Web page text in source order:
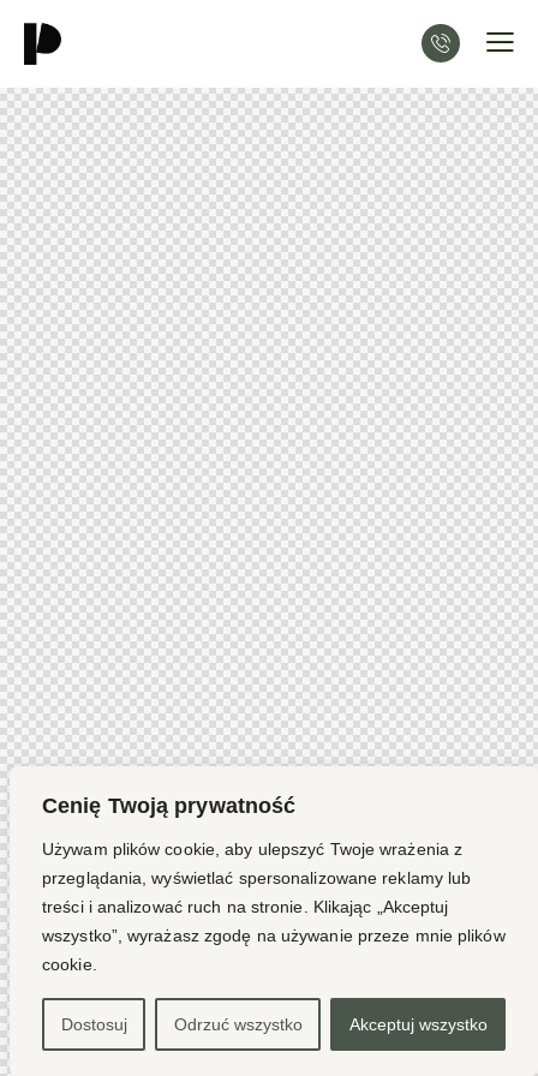
Cenię Twoją prywatność
Używam plików cookie, aby ulepszyć Twoje wrażenia z
przeglądania, wyświetlać spersonalizowane reklamy lub
treści i analizować ruch na stronie. Klikając „Akceptuj
wszystko”, wyrażasz zgodę na używanie przeze mnie plików
cookie.
Dostosuj Odrzuć wszystko Akceptuj wszystko